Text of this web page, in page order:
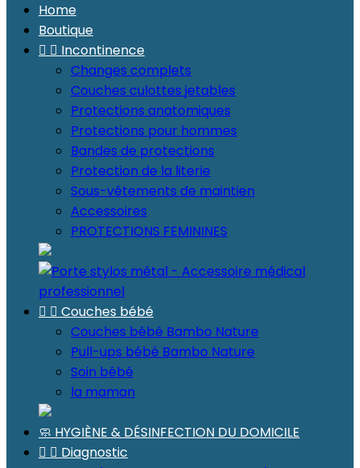
Home
Boutique
  Incontinence
Changes complets
Couches culottes jetables
Protections anatomiques
Protections pour hommes
Bandes de protections
Protection de la literie
Sous-vêtements de maintien
Accessoires
PROTECTIONS FEMININES
  Couches bébé
Couches bébé Bambo Nature
Pull-ups bébé Bambo Nature
Soin bébé
la maman
🧼 HYGIÈNE & DÉSINFECTION DU DOMICILE
  Diagnostic